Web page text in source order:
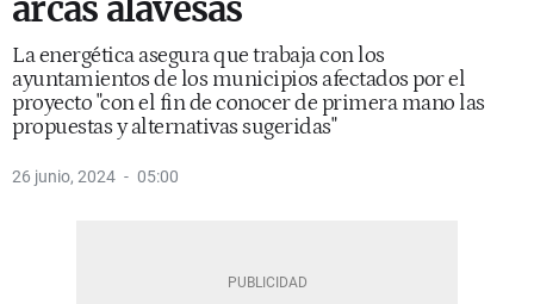
arcas alavesas
La energética asegura que trabaja con los
ayuntamientos de los municipios afectados por el
proyecto "con el fin de conocer de primera mano las
propuestas y alternativas sugeridas"
26 junio, 2024 05:00